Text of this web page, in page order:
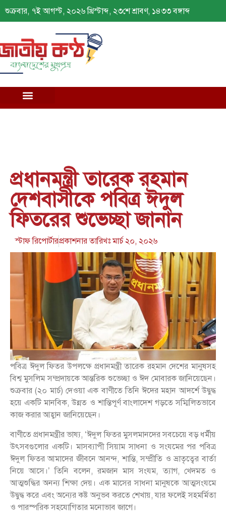
শুক্রবার, ৭ই আগস্ট, ২০২৬ খ্রিস্টাব্দ, ২৩শে শ্রাবণ, ১৪৩৩ বঙ্গাব্দ
প্রধানমন্ত্রী তারেক রহমান
দেশবাসীকে পবিত্র ঈদুল
ফিতরের শুভেচ্ছা জানান
স্টাফ রিপোর্টারপ্রকাশনার তারিখঃমার্চ ২০, ২০২৬
পবিত্র ঈদুল ফিতর উপলক্ষে প্রধানমন্ত্রী তারেক রহমান দেশের মানুষসহ
বিশ্ব মুসলিম সম্প্রদায়কে আন্তরিক শুভেচ্ছা ও ঈদ মোবারক জানিয়েছেন।
শুক্রবার (২০ মার্চ) দেওয়া এক বাণীতে তিনি ঈদের মহান আদর্শে উদ্বুদ্ধ
হয়ে একটি মানবিক, উন্নত ও শান্তিপূর্ণ বাংলাদেশ গড়তে সম্মিলিতভাবে
কাজ করার আহ্বান জানিয়েছেন।
বাণীতে প্রধানমন্ত্রীর ভাষ্য, ‘ঈদুল ফিতর মুসলমানদের সবচেয়ে বড় ধর্মীয়
উৎসবগুলোর একটি। মাসব্যাপী সিয়াম সাধনা ও সংযমের পর পবিত্র
ঈদুল ফিতর আমাদের জীবনে আনন্দ, শান্তি, সম্প্রীতি ও ভ্রাতৃত্বের বার্তা
নিয়ে আসে।’ তিনি বলেন, রমজান মাস সংযম, ত্যাগ, খেদমত ও
আত্মশুদ্ধির অনন্য শিক্ষা দেয়। এক মাসের সাধনা মানুষকে আত্মসংযমে
উদ্বুদ্ধ করে এবং অন্যের কষ্ট অনুভব করতে শেখায়, যার ফলেই সহমর্মিতা
ও পারস্পরিক সহযোগিতার মনোভাব জাগে।